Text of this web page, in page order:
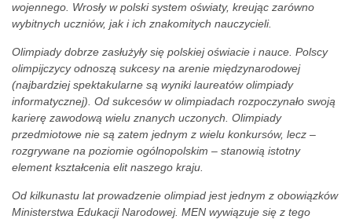
wojennego. Wrosły w polski system oświaty, kreując zarówno
wybitnych uczniów, jak i ich znakomitych nauczycieli.
Olimpiady dobrze zasłużyły się polskiej oświacie i nauce. Polscy
olimpijczycy odnoszą sukcesy na arenie międzynarodowej
(najbardziej spektakularne są wyniki laureatów olimpiady
informatycznej). Od sukcesów w olimpiadach rozpoczynało swoją
karierę zawodową wielu znanych uczonych. Olimpiady
przedmiotowe nie są zatem jednym z wielu konkursów, lecz –
rozgrywane na poziomie ogólnopolskim – stanowią istotny
element kształcenia elit naszego kraju.
Od kilkunastu lat prowadzenie olimpiad jest jednym z obowiązków
Ministerstwa Edukacji Narodowej. MEN wywiązuje się z tego